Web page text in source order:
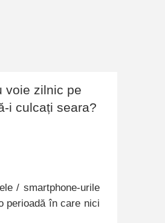
voie zilnic pe
i culcați seara?
/ smartphone-urile
perioadă în care nici